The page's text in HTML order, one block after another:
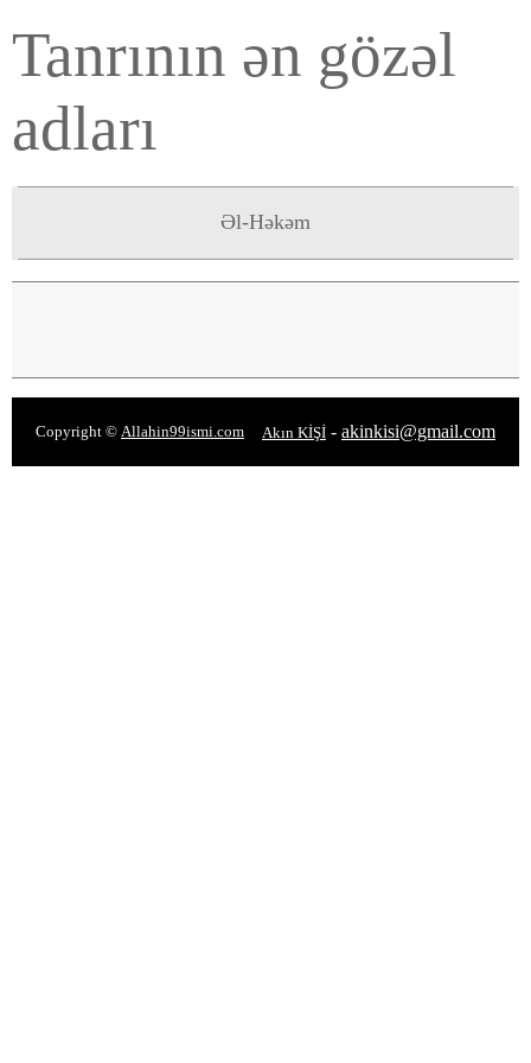
Tanrının ən gözəl
adları
Əl-Həkəm
Copyright © Allahin99ismi.com Akın KİŞİ - akinkisi@gmail.com